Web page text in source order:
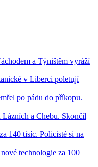
a Týništěm vyráží
v Liberci poletují
po pádu do příkopu.
a Chebu. Skončil
140 tisíc. Policisté si na
technologie za 100